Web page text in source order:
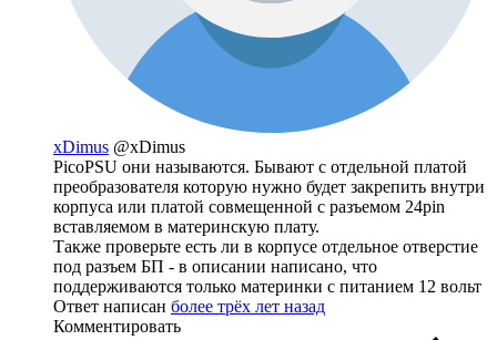
xDimus @xDimus
PicoPSU они называются. Бывают с отдельной платой
преобразователя которую нужно будет закрепить внутри
корпуса или платой совмещенной с разъемом 24pin
вставляемом в материнскую плату.
Также проверьте есть ли в корпусе отдельное отверстие
под разъем БП - в описании написано, что
поддерживаются только материнки с питанием 12 вольт
Ответ написан более трёх лет назад
Комментировать